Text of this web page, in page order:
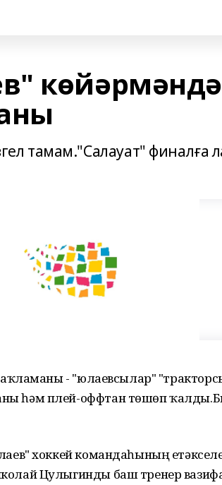
тамам."Салауат" финалға
аҡламаны - "юлаевсылар"
һәм плей-оффтан төшөп
хоккей командаһының
Цулыгинды баш тренер